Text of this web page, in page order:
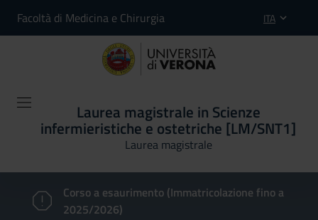
Facoltà di Medicina e Chirurgia ITA
Laurea magistrale in Scienze
infermieristiche e ostetriche [LM/SNT1]
Laurea magistrale
Corso a esaurimento (Immatricolazione fino a
2025/2026)